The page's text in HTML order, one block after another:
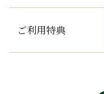
ご利用特典